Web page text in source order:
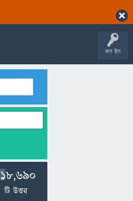
লগ ইন
18,690
টি উত্তর